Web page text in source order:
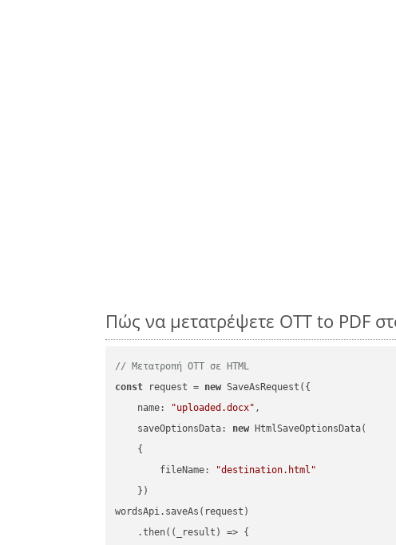
Πώς να μετατρέψετε OTT to PDF
// Μετατροπή OTT σε HTML
const request = new SaveAsRequest({
name: "uploaded.docx" ,
saveOptionsData: new HtmlSaveOptionsData(
    {
fileName:
"destination.html"
    })
wordsApi.saveAs(request)
    .then(
( _result ) => {